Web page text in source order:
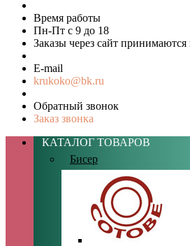
Время работы
Пн-Пт с 9 до 18
Заказы через сайт принимаются
E-mail
krukoko@bk.ru
Обратный звонок
Заказ звонка
КАТАЛОГ ТОВАРОВ
Бисер